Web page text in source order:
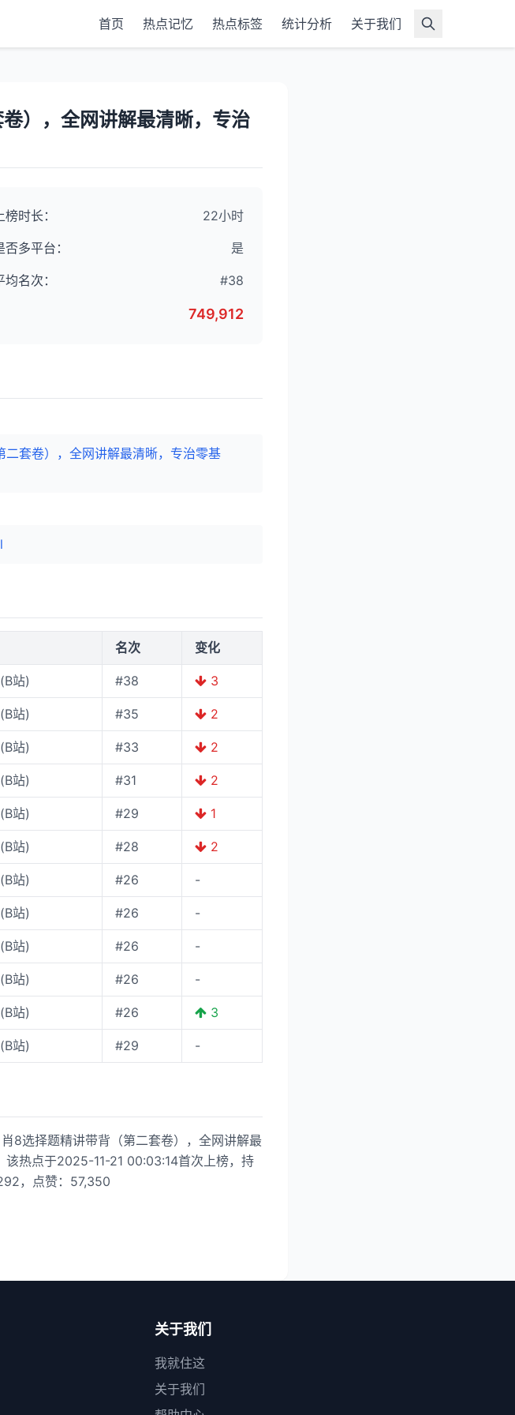
首页 热点记忆 热点标签 统计分析 关于我们
），全网讲解最清晰，专治
榜时长： 22小时
否多平台： 是
均名次： #38
749,912
套卷），全网讲解最清晰，专治零基
名次 变化
站) #38 3
站) #35 2
站) #33 2
站) #31 2
站) #29 1
站) #28 2
站) #26 -
站) #26 -
站) #26 -
站) #26 -
站) #26 3
站) #29 -
8选择题精讲带背（第二套卷），全网讲解最
热点于2025-11-21 00:03:14首次上榜，持
，点赞：57,350
关于我们
我就住这
关于我们